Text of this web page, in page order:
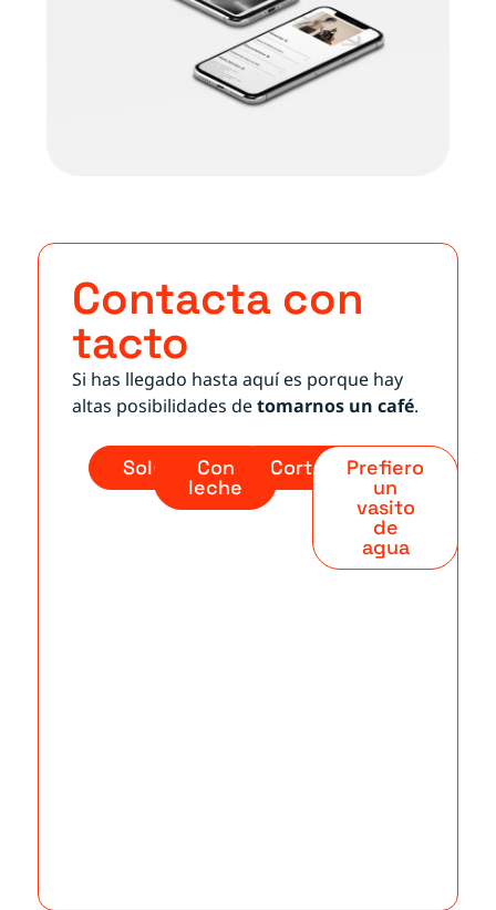
Contacta con
tacto
Si has llegado hasta aquí es porque hay
altas posibilidades detomarnos un café.
Solo Con
leche
CortadoPrefiero
un
vasito
de
agua